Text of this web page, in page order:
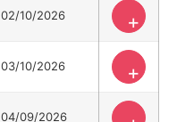
02/10/2026 +
03/10/2026 +
04/09/2026